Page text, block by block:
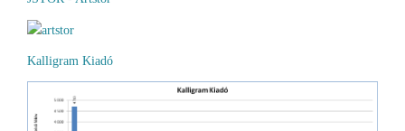
Kalligram Kiadó